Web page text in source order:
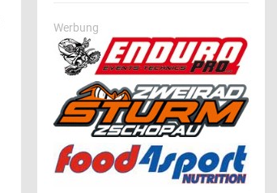
Werbung